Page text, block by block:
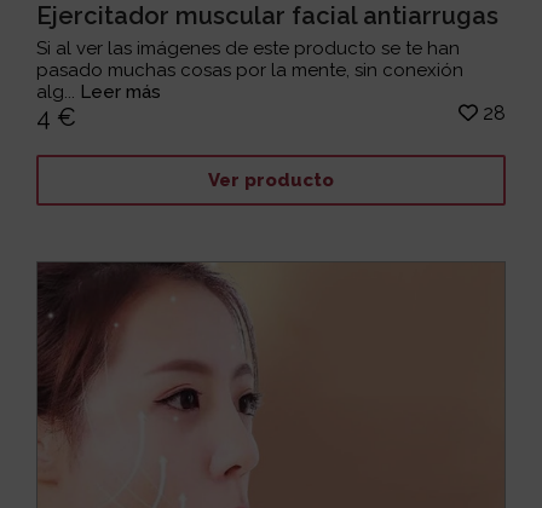
Ejercitador muscular facial antiarrugas
Si al ver las imágenes de este producto se te han
pasado muchas cosas por la mente, sin conexión
alg... Leer más
4 € 28
Ver producto